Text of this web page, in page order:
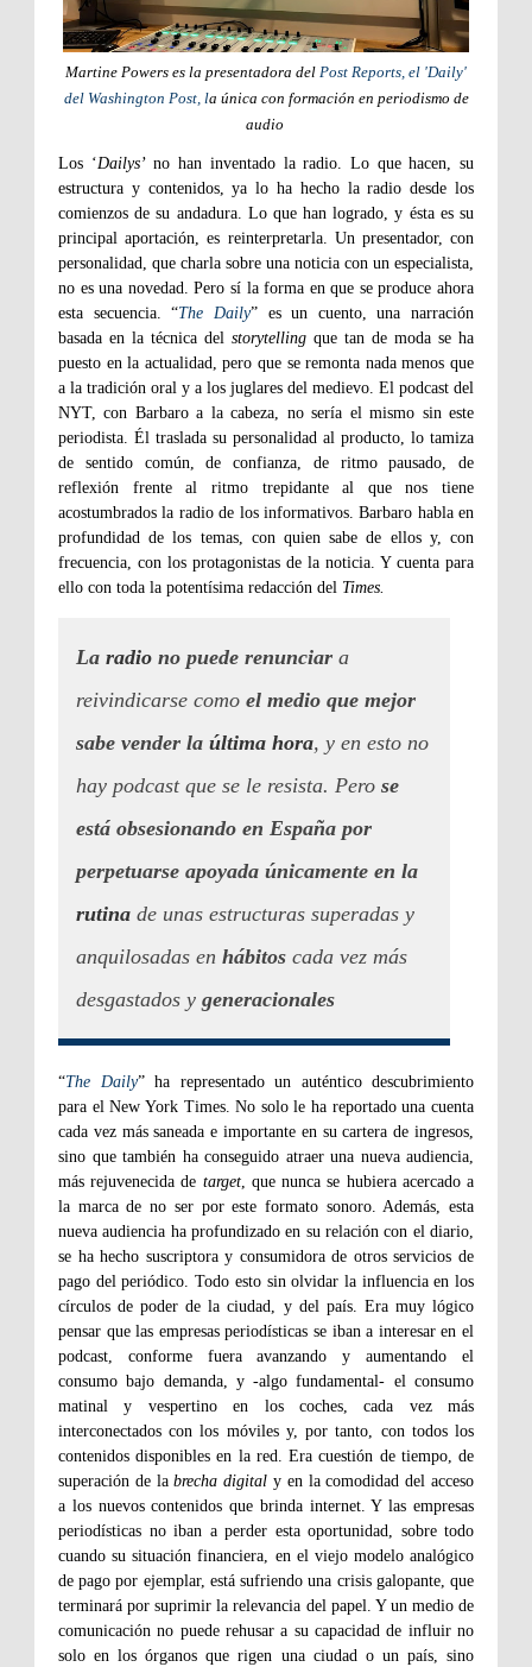
Martine Powers es la presentadora del Post Reports, el 'Daily'
del Washington Post, la única con formación en periodismo de
audio
Los ‘Dailys’no han inventado la radio. Lo que hacen, su
estructura y contenidos, ya lo ha hecho la radio desde los
comienzos de su andadura. Lo que han logrado, y ésta es su
principal aportación, es reinterpretarla. Un presentador, con
personalidad, que charla sobre una noticia con un especialista,
no es una novedad. Pero sí la forma en que se produce ahora
esta secuencia. “The Daily” es un cuento, una narración
basada en la técnica del storytelling que tan de moda se ha
puesto en la actualidad, pero que se remonta nada menos que
a la tradición oral y a los juglares del medievo. El podcast del
NYT, con Barbaro a la cabeza, no sería el mismo sin este
periodista. Él traslada su personalidad al producto, lo tamiza
de sentido común, de confianza, de ritmo pausado, de
reflexión frente al ritmo trepidante al que nos tiene
acostumbrados la radio de los informativos. Barbaro habla en
profundidad de los temas, con quien sabe de ellos y, con
frecuencia, con los protagonistas de la noticia. Y cuenta para
ello con toda la potentísima redacción del Times.
La radio no puede renunciar a
reivindicarse como el medio que mejor
sabe vender la última hora, y en esto no
hay podcast que se le resista. Pero se
está obsesionando en España por
perpetuarse apoyada únicamente en la
rutina de unas estructuras superadas y
anquilosadas en hábitos cada vez más
desgastados y generacionales
“The Daily” ha representado un auténtico descubrimiento
para el New York Times. No solo le ha reportado una cuenta
cada vez más saneada e importante en su cartera de ingresos,
sino que también ha conseguido atraer una nueva audiencia,
más rejuvenecida de target, que nunca se hubiera acercado a
la marca de no ser por este formato sonoro. Además, esta
nueva audiencia ha profundizado en su relación con el diario,
se ha hecho suscriptora y consumidora de otros servicios de
pago del periódico. Todo esto sin olvidar la influencia en los
círculos de poder de la ciudad, y del país. Era muy lógico
pensar que las empresas periodísticas se iban a interesar en el
podcast, conforme fuera avanzando y aumentando el
consumo bajo demanda, y -algo fundamental- el consumo
matinal y vespertino en los coches, cada vez más
interconectados con los móviles y, por tanto, con todos los
contenidos disponibles en la red. Era cuestión de tiempo, de
superación de labrecha digital y en la comodidad del acceso
a los nuevos contenidos que brinda internet. Y las empresas
periodísticas no iban a perder esta oportunidad, sobre todo
cuando su situación financiera, en el viejo modelo analógico
de pago por ejemplar, está sufriendo una crisis galopante, que
terminará por suprimir la relevancia del papel. Y un medio de
comunicación no puede rehusar a su capacidad de influir no
solo en los órganos que rigen una ciudad o un país, sino